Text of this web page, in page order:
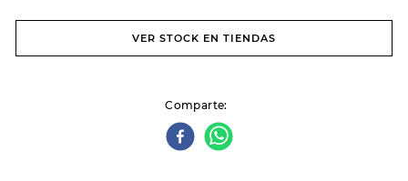
VER STOCK EN TIENDAS
Comparte